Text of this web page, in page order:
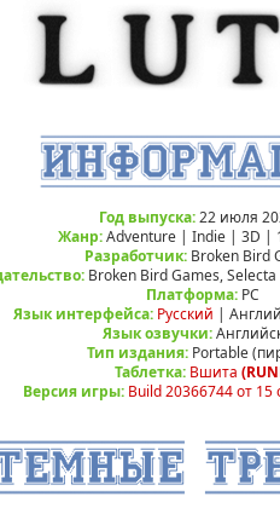
Год выпуска:22 июля
Жанр:Adventure | Indie | 3D |
Разработчик:Broken Bird
Broken Bird Games,
Платформа: РС
Язык интерфейса: Русский |
Язык озвучки:
Тип издания: Portable
Таблетка: Вшита
Версия игры: Build 20366744 от 15